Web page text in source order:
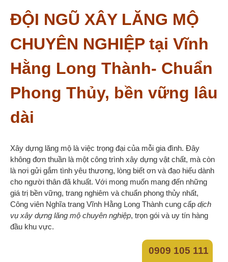
ĐỘI NGŨ XÂY LĂNG MỘ
CHUYÊN NGHIỆP tại Vĩnh
Hằng Long Thành- Chuẩn
Phong Thủy, bền vững lâu
dài
Xây dựng lăng mộ là việc trọng đại của mỗi gia đình. Đây
không đơn thuần là một công trình xây dựng vật chất, mà còn
là nơi gửi gắm tình yêu thương, lòng biết ơn và đạo hiếu dành
cho người thân đã khuất. Với mong muốn mang đến những
giá trị bền vững, trang nghiêm và chuẩn phong thủy nhất,
Công viên Nghĩa trang Vĩnh Hằng Long Thành cung cấp dịch
vụ xây dựng lăng mộ chuyên nghiệp, trọn gói và uy tín hàng
đầu khu vực.
0909 105 111